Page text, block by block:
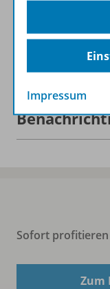
Sofort profitieren
Zum
Impressum